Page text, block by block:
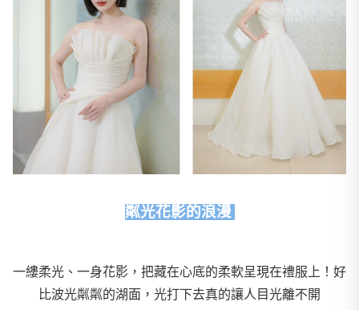
粼光花影的浪漫
一縷柔光、一身花影，把藏在心底的柔軟呈現在禮服上！好
比波光粼粼的湖面，光打下去真的讓人目光離不開